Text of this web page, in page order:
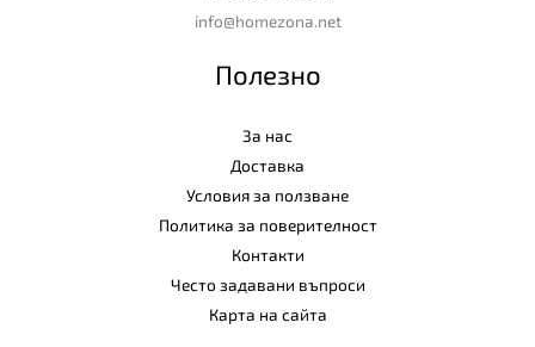
info@homezona.net
Полезно
За нас
Доставка
Условия за ползване
Политика за поверителност
Контакти
Често задавани въпроси
Карта на сайта